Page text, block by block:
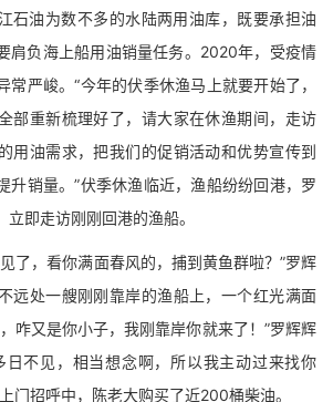
油为数不多的水陆两用油库，既要承担油
肩负海上船用油销量任务。2020年，受疫情
常严峻。“今年的伏季休渔马上就要开始了，
部重新梳理好了，请大家在休渔期间，走访
用油需求，把我们的促销活动和优势宣传到
升销量。”伏季休渔临近，渔船纷纷回港，罗
即走访刚刚回港的渔船。
，看你满面春风的，捕到黄鱼群啦？”罗辉
远处一艘刚刚靠岸的渔船上，一个红光满面
咋又是你小子，我刚靠岸你就来了！”罗辉辉
日不见，相当想念啊，所以我主动过来找你
门招呼中，陈老大购买了近200桶柴油。